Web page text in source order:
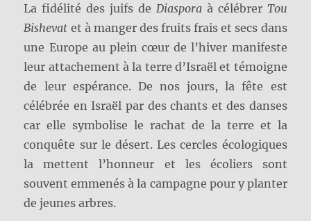
La fidélité des juifs de Diasporaà célébrer Tou
Bishevat et à manger des fruits frais et secs dans
une Europe au plein cœur de l’hiver manifeste
leur attachement à la terre d’Israël et témoigne
de leur espérance. De nos jours, la fête est
célébrée en Israël par des chants et des danses
car elle symbolise le rachat de la terre et la
conquête sur le désert. Les cercles écologiques
la mettent l’honneur et les écoliers sont
souvent emmenés à la campagne pour y planter
de jeunes arbres.